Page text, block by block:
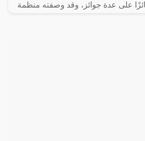
على عدة جوائز، وقد وصفته منظمة